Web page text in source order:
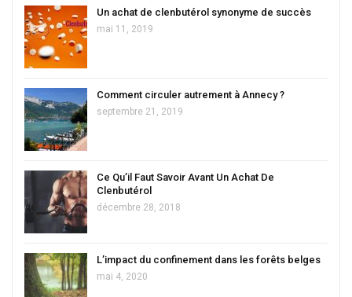
Un achat de clenbutérol synonyme de succès
mai 11, 2019
Comment circuler autrement à Annecy ?
septembre 21, 2019
Ce Qu’il Faut Savoir Avant Un Achat De
Clenbutérol
décembre 28, 2018
L’impact du confinement dans les forêts belges
mai 4, 2020